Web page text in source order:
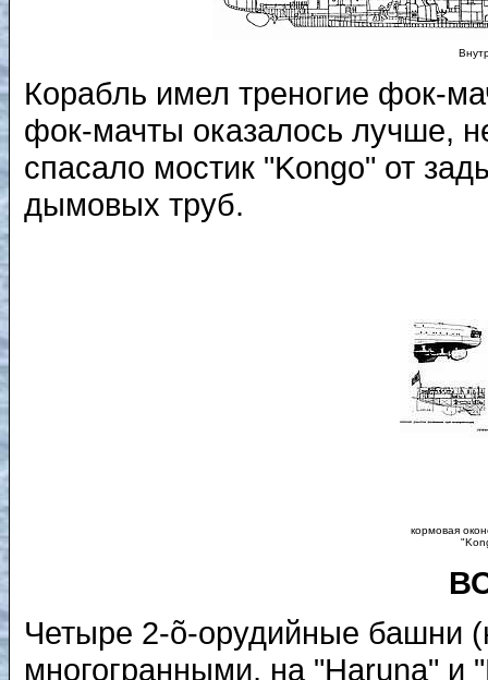
Корабль имел треногие фок-
фок-мачты оказалось лучше,
спасало мостик "Kongo" от
дымовых труб.
кормовая
Четыре 2-õ-орудийные башни
многогранными, на "Haruna" и